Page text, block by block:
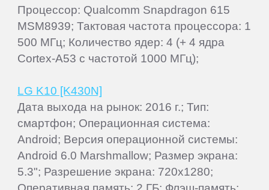
Процессор: Qualcomm Snapdragon 615
MSM8939; Тактовая частота процессора: 1
500 МГц; Количество ядер: 4 (+ 4 ядра
Cortex-A53 с частотой 1000 МГц);
LG K10 [K430N]
Дата выхода на рынок: 2016 г.; Тип:
смартфон; Операционная система:
Android; Версия операционной системы:
Android 6.0 Marshmallow; Размер экрана:
5.3"; Разрешение экрана: 720x1280;